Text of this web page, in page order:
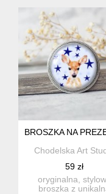
BROSZKA NA
Chodelska Art
59 zł
oryginalna,
broszka z